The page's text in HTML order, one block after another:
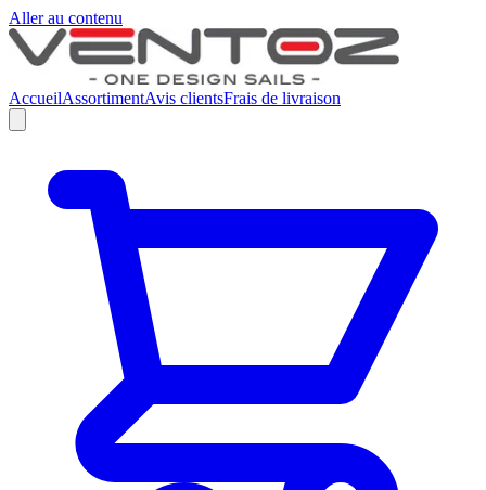
Aller au contenu
AccueilAssortimentAvis clientsFrais de livraison